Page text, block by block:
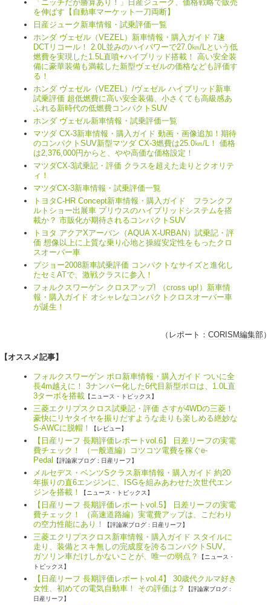
「ニッチだが勝算あり！」日産ジューク、価格戦略で販売
を伸ばす【自動車マーケット一刀両断】
日産ジューク新車情報・試乗評価一覧
ホンダ ヴェゼル（VEZEL）新車情報・購入ガイド 7速
DCTリコール！ 2.0L並みのハイパワーで27.0㎞/Lという低
燃費を実現した1.5L直噴+ハイブリッド搭載！ 高い安全装
備に豪華装備も満載した新型ヴェゼルの価格なども評価す
る！
ホンダ ヴェゼル（VEZEL）/ヴェゼル ハイブリッド新車
試乗評価 超低燃費に高い安全装備、小さくても高級感あ
ふれる新時代の低燃費コンパクトSUV
ホンダ ヴェゼル新車情報・試乗評価一覧
マツダ CX-3新車情報・購入ガイド 動画・画像追加！期待
のコンパクトSUV新型マツダ CX-3燃費は25.0㎞/L！ 価格
は2,376,000円からと、やや高価な価格設定！
マツダCX-3試乗記・評価 クラスを超えた走りとクオリテ
ィ！
マツダCX-3新車情報・試乗評価一覧
トヨタC-HR Concept新車情報・購入ガイド フランクフ
ルトショー出展車 プリウスのハイブリッドシステムを搭
載か？ 市販化が期待されるコンパクトSUV
トヨタ アクアXアーバン（AQUA X-URBAN）試乗記・評
価 想像以上に上質な乗り心地と操縦安定性をもったクロ
スオーバー車
プジョー2008新車試乗評価 コンパクトなサイズと進化し
たセミATで、激戦クラスに参入！
フォルクスワーゲン クロスアップ! （cross up!）新車情
報・購入ガイド オシャレなコンパクトクロスオーバー車
が誕生！
（レポート： CORISM編集部）
【オススメ記事】
フォルクスワーゲン ポロ新車情報・購入ガイド ついに全
長4m越えに！ 3ナンバー化した6代目新型ポロは、1.0L直
3ターボを搭載 【ニュース・トピックス】
三菱エクリプスクロス試乗記・評価 さすが4WDの三菱！
豪快にリヤタイヤを振りだすような走りも楽しめる絶妙な
S-AWCに脱帽！
【レビュー】
【日産リーフ 長期評価レポートvol.6】 日差リーフの実電
費チェック！ （一般道編）コツコツ電費を稼ぐe-
Pedal 【評論家ブログ : 日産リーフ】
メルセデス・ベンツSクラス新車情報・購入ガイド 約20
年振りの直6エンジンに、ISGを組みあわせた次世代エン
ジンを搭載！
【ニュース・トピックス】
【日産リーフ 長期評価レポートvol.5】 日差リーフの実電
費チェック！ （高速道路編）実電費アップは、こだわり
の空力性能にあり！
【評論家ブログ : 日産リーフ】
三菱エクリプスクロス新車情報・購入ガイド スタイルに
走り、装備とスキ無しの完成度を誇るコンパクトSUV。
ガソリン車だけしかないことが、唯一の弱点？
【ニュース・
トピックス】
【日産リーフ 長期評価レポートvol.4】 30歳代クルマ好き
女性、初めての電気自動車！ その評価は？
【評論家ブログ :
日産リーフ】